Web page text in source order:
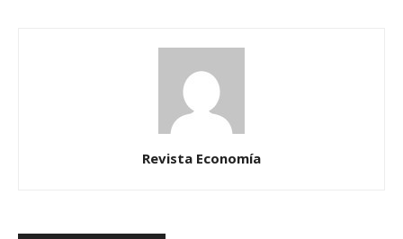
Revista Economía